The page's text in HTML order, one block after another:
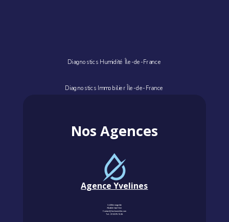
Diagnostics Humidité Île-de-France
Diagnostics Immobilier Île-de-France
Nos Agences
Agence Yvelines
3, Allée magritte
78400 CHATOU
Contact@km-humidite.com
Tel :01 30 76 13 26